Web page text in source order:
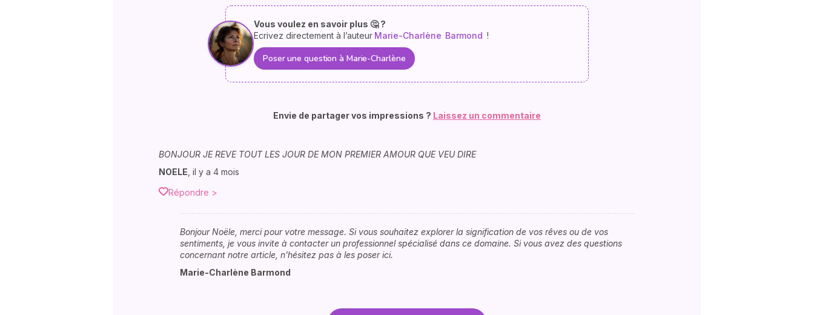
Vous voulez en savoir plus 🤔 ?
Ecrivez directement à l’auteur Marie-Charlène Barmond !
Poser une question à Marie-Charlène
Envie de partager vos impressions ? Laissez un commentaire
BONJOUR JE REVE TOUT LES JOUR DE MON PREMIER AMOUR QUE VEU DIRE
NOELE il y a 4 mois
Répondre >
Bonjour Noële, merci pour votre message. Si vous souhaitez explorer la signification de vos rêves ou de vos
sentiments, je vous invite à contacter un professionnel spécialisé dans ce domaine. Si vous avez des questions
concernant notre article, n'hésitez pas à les poser ici.
Marie-Charlène Barmond